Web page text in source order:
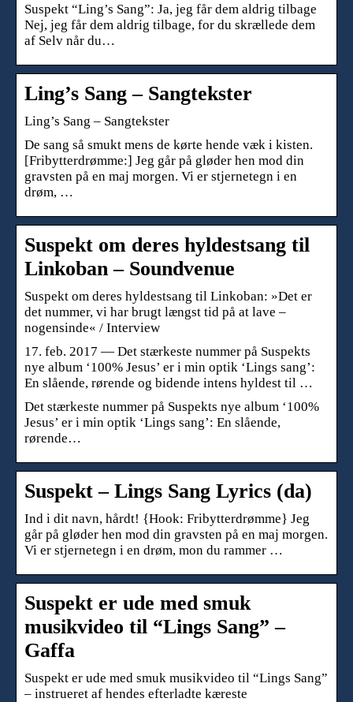
Suspekt “Ling’s Sang”: Ja, jeg får dem aldrig tilbage
Nej, jeg får dem aldrig tilbage, for du skrællede dem
af Selv når du…
Ling’s Sang – Sangtekster
Ling’s Sang – Sangtekster
De sang så smukt mens de kørte hende væk i kisten.
[Fribytterdrømme:] Jeg går på gløder hen mod din
gravsten på en maj morgen. Vi er stjernetegn i en
drøm, …
Suspekt om deres hyldestsang til
Linkoban – Soundvenue
Suspekt om deres hyldestsang til Linkoban: »Det er
det nummer, vi har brugt længst tid på at lave –
nogensinde« / Interview
17. feb. 2017 — Det stærkeste nummer på Suspekts
nye album ‘100% Jesus’ er i min optik ‘Lings sang’:
En slående, rørende og bidende intens hyldest til …
Det stærkeste nummer på Suspekts nye album ‘100%
Jesus’ er i min optik ‘Lings sang’: En slående,
rørende…
Suspekt – Lings Sang Lyrics (da)
Ind i dit navn, hårdt! {Hook: Fribytterdrømme} Jeg
går på gløder hen mod din gravsten på en maj morgen.
Vi er stjernetegn i en drøm, mon du rammer …
Suspekt er ude med smuk
musikvideo til “Lings Sang” –
Gaffa
Suspekt er ude med smuk musikvideo til “Lings Sang”
– instrueret af hendes efterladte kæreste